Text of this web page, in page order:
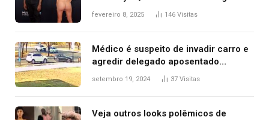
após Bianca Censori, mulher de
fevereiro 8, 2025 146 Visitas
Médico é suspeito de invadir carro e
agredir delegado aposentado
durante confusão no trânsito
setembro 19, 2024 37 Visitas
Veja outros looks polêmicos de